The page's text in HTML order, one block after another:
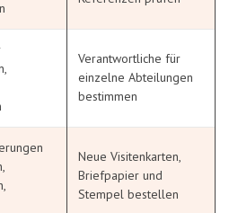
Verantwortliche für
einzelne Abteilungen
bestimmen
Neue Visitenkarten,
Briefpapier und
Stempel bestellen